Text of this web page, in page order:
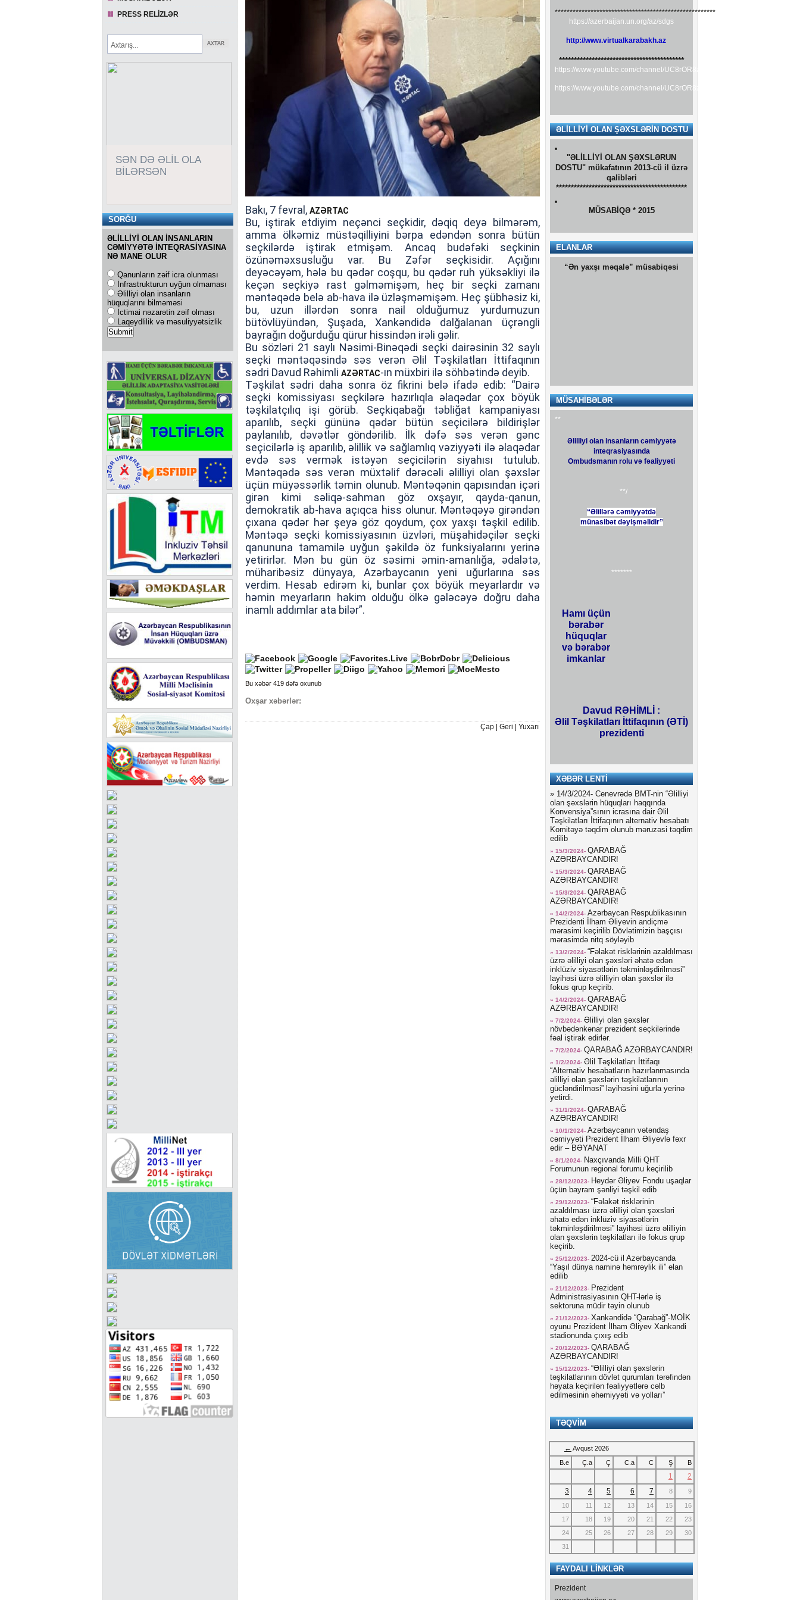
Bakı, 7 fevral, AZƏRTAC
Bu, iştirak etdiyim neçənci seçkidir, dəqiq deyə bilmərəm,
amma ölkəmiz müstəqilliyini bərpa edəndən sonra bütün
seçkilərdə iştirak etmişəm. Ancaq budəfəki seçkinin
özünəməxsusluğu var. Bu Zəfər seçkisidir. Açığını
deyəcəyəm, hələ bu qədər coşqu, bu qədər ruh yüksəkliyi ilə
keçən seçkiyə rast gəlməmişəm, heç bir seçki zamanı
məntəqədə belə ab-hava ilə üzləşməmişəm. Heç şübhəsiz ki,
bu, uzun illərdən sonra nail olduğumuz yurdumuzun
bütövlüyündən, Şuşada, Xankəndidə dalğalanan üçrəngli
bayrağın doğurduğu qürur hissindən irəli gəlir.
Bu sözləri 21 saylı Nəsimi-Binəqədi seçki dairəsinin 32 saylı
seçki məntəqəsində səs verən Əlil Təşkilatları İttifaqının
sədri Davud Rəhimli AZƏRTAC-ın müxbiri ilə söhbətində deyib.
Təşkilat sədri daha sonra öz fikrini belə ifadə edib: “Dairə
seçki komissiyası seçkilərə hazırlıqla əlaqədar çox böyük
təşkilatçılıq işi görüb. Seçkiqabağı təbliğat kampaniyası
aparılıb, seçki gününə qədər bütün seçicilərə bildirişlər
paylanılıb, dəvətlər göndərilib. İlk dəfə səs verən gənc
seçicilərlə iş aparılıb, əlillik və sağlamlıq vəziyyəti ilə əlaqədar
evdə səs vermək istəyən seçicilərin siyahısı tutulub.
Məntəqədə səs verən müxtəlif dərəcəli əlilliyi olan şəxslər
üçün müyəssərlik təmin olunub. Məntəqənin qapısından içəri
girən kimi səliqə-sahman göz oxşayır, qayda-qanun,
demokratik ab-hava açıqca hiss olunur. Məntəqəyə girəndən
çıxana qədər hər şeyə göz qoydum, çox yaxşı təşkil edilib.
Məntəqə seçki komissiyasının üzvləri, müşahidəçilər seçki
qanununa tamamilə uyğun şəkildə öz funksiyalarını yerinə
yetirirlər. Mən bu gün öz səsimi əmin-amanlığa, ədalətə,
müharibəsiz dünyaya, Azərbaycanın yeni uğurlarına səs
verdim. Hesab edirəm ki, bunlar çox böyük meyarlardır və
həmin meyarların hakim olduğu ölkə gələcəyə doğru daha
inamlı addımlar ata bilər”.
Bu xəbər 419 dəfə oxunub
Oxşar xəbərlər:
Çap Geri Yuxarı
PRESS RELİZLƏR
SƏN DƏ ƏLİL OLA
BİLƏRSƏN
SORĞU
ƏLİLLİYİ OLAN İNSANLARIN
CƏMİYYƏTƏ İNTEQRASİYASINA
NƏ MANE OLUR
Qanunların zəif icra olunması
İnfrastrukturun uyğun olmaması
Əlilliyi olan insanların
hüquqlarını bilməməsi
İctimai nəzarətin zəif olması
Laqeydlilik və məsuliyyətsizlik
******************************************************
https://azerbaijan.un.org/az/sdgs
http://www.virtualkarabakh.az
******************************************
https://www.youtube.com/channel/UC8rOR8zkmYtnFlcBR3ZQCMA
https://www.youtube.com/channel/UC8rOR8zkmYtnFlcBR3ZQCMA/featured
ƏLİLLİYİ OLAN ŞƏXSLƏRİN DOSTU
"ƏLİLLİYİ OLAN ŞƏXSLƏRUN
DOSTU" mükafatının 2013-cü il üzrə
qalibləri
********************************************
MÜSABİQƏ * 2015
ELANLAR
Əlilliyi olan şəxslər üçün
videodərslər və məsləhətlər.
“Ən yaxşı məqalə” müsabiqəsi
MÜSAHİBƏLƏR
**
Əlilliyi olan insanların cəmiyyətə
inteqrasiyasında
Ombudsmanın rolu və fəaliyyəti
**/
“Əlillərə cəmiyyətdə
münasibət dəyişməlidir”
*******
Hamı üçün
bərabər
hüquqlar
və bərabər
imkanlar
Davud RƏHİMLİ :
Əlil Təşkilatları İttifaqının (ƏTİ)
prezidenti
XƏBƏR LENTİ
» 14/3/2024- Cenevrədə BMT-nin “Əlilliyi
olan şəxslərin hüquqları haqqında
Konvensiya”sının icrasına dair Əlil
Təşkilatları İttifaqının alternativ hesabatı
Komitəyə təqdim olunub məruzəsi təqdim
edilib
» 15/3/2024- QARABAĞ
AZƏRBAYCANDIR!
» 15/3/2024- QARABAĞ
AZƏRBAYCANDIR!
» 15/3/2024- QARABAĞ
AZƏRBAYCANDIR!
» 14/2/2024- Azərbaycan Respublikasının
Prezidenti İlham Əliyevin andiçmə
mərasimi keçirilib Dövlətimizin başçısı
mərasimdə nitq söyləyib
» 13/2/2024- “Fəlakət risklərinin azaldılması
üzrə əlilliyi olan şəxsləri əhatə edən
inklüziv siyasətlərin təkminləşdirilməsi”
layihəsi üzrə əlilliyin olan şəxslər ilə
fokus qrup keçirib.
» 14/2/2024- QARABAĞ
AZƏRBAYCANDIR!
» 7/2/2024- Əlilliyi olan şəxslər
növbədənkənar prezident seçkilərində
fəal iştirak edirlər.
» 7/2/2024- QARABAĞ AZƏRBAYCANDIR!
» 1/2/2024- Əlil Təşkilatları İttifaqı
“Alternativ hesabatların hazırlanmasında
əlilliyi olan şəxslərin təşkilatlarının
gücləndirilməsi” layihəsini uğurla yerinə
yetirdi.
» 31/1/2024- QARABAĞ
AZƏRBAYCANDIR!
» 10/1/2024- Azərbaycanın vətəndaş
cəmiyyəti Prezident İlham Əliyevlə fəxr
edir – BƏYANAT
» 8/1/2024- Naxçıvanda Milli QHT
Forumunun regional forumu keçirilib
» 28/12/2023- Heydər Əliyev Fondu uşaqlar
üçün bayram şənliyi təşkil edib
» 29/12/2023- “Fəlakət risklərinin
azaldılması üzrə əlilliyi olan şəxsləri
əhatə edən inklüziv siyasətlərin
təkminləşdirilməsi” layihəsi üzrə əlilliyin
olan şəxslərin təşkilatları ilə fokus qrup
keçirib.
» 25/12/2023- 2024-cü il Azərbaycanda
“Yaşıl dünya naminə həmrəylik ili” elan
edilib
» 21/12/2023- Prezident
Administrasiyasının QHT-lərlə iş
sektoruna müdir təyin olunub
» 21/12/2023- Xankəndidə “Qarabağ”-MOİK
oyunu Prezident İlham Əliyev Xankəndi
stadionunda çıxış edib
» 20/12/2023- QARABAĞ
AZƏRBAYCANDIR!
» 15/12/2023- “Əlilliyi olan şəxslərin
təşkilatlarının dövlət qurumları tərəfindən
həyata keçirilən fəaliyyətlərə cəlb
edilməsinin əhəmiyyəti və yolları”
TƏQVİM
← Avqust 2026
B.e
Ç.a Ç C.a C Ş В
1
2
3
4 5 6 7 8
9
10
11 12 13 14 15
16
17
18 19 20 21 22
23
24
25 26 27 28 29
30
31
FAYDALI LİNKLƏR
Prezident